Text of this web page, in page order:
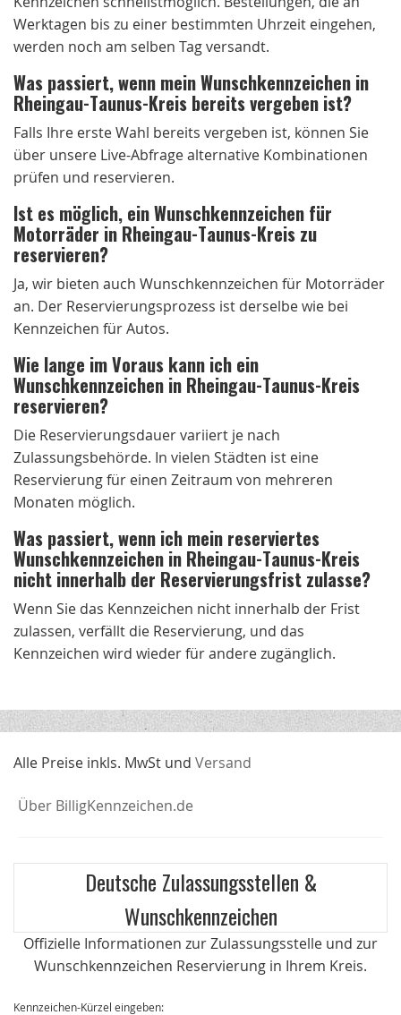
Werktagen bis zu einer bestimmten Uhrzeit eingehen,
werden noch am selben Tag versandt.
Was passiert, wenn mein Wunschkennzeichen in
Rheingau-Taunus-Kreis bereits vergeben ist?
Falls Ihre erste Wahl bereits vergeben ist, können Sie
über unsere Live-Abfrage alternative Kombinationen
prüfen und reservieren.
Ist es möglich, ein Wunschkennzeichen für
Motorräder in Rheingau-Taunus-Kreis zu
reservieren?
Ja, wir bieten auch Wunschkennzeichen für Motorräder
an. Der Reservierungsprozess ist derselbe wie bei
Kennzeichen für Autos.
Wie lange im Voraus kann ich ein
Wunschkennzeichen in Rheingau-Taunus-Kreis
reservieren?
Die Reservierungsdauer variiert je nach
Zulassungsbehörde. In vielen Städten ist eine
Reservierung für einen Zeitraum von mehreren
Monaten möglich.
Was passiert, wenn ich mein reserviertes
Wunschkennzeichen in Rheingau-Taunus-Kreis
nicht innerhalb der Reservierungsfrist zulasse?
Wenn Sie das Kennzeichen nicht innerhalb der Frist
zulassen, verfällt die Reservierung, und das
Kennzeichen wird wieder für andere zugänglich.
Alle Preise inkls. MwSt und Versand
Über BilligKennzeichen.de
Deutsche Zulassungsstellen &
Wunschkennzeichen
Offizielle Informationen zur Zulassungsstelle und zur
Wunschkennzeichen Reservierung in Ihrem Kreis.
Kennzeichen-Kürzel eingeben: